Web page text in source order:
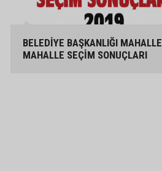
BELEDİYE BAŞKANLIĞI MAHALLE
MAHALLE SEÇİM SONUÇLARI